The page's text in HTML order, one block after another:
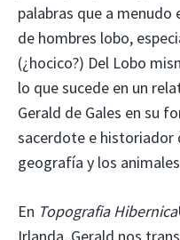
palabras que a menudo
de hombres lobo,
(¿hocico?) Del Lobo
lo que sucede en un
Gerald de Gales en su
sacerdote e historiador
geografía y los
En Topografia Hibernica